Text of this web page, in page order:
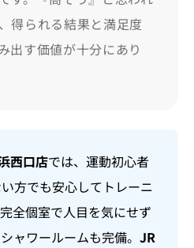
得られる結果と満足度
出す価値が十分にあり
西口店では、運動初心者
方でも安心してトレーニ
全個室で人目を気にせず
ャワールームも完備。 JR